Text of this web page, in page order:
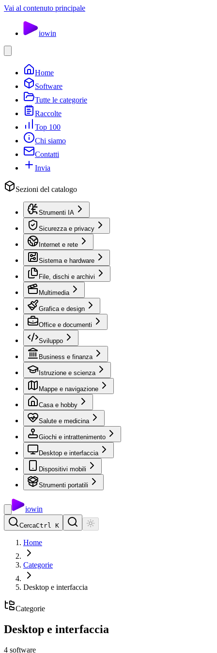
Vai al contenuto principale
iowin
Home
Software
Tutte le categorie
Raccolte
Top 100
Chi siamo
Contatti
Invia
Sezioni del catalogo
Strumenti IA
Sicurezza e privacy
Internet e rete
Sistema e hardware
File, dischi e archivi
Multimedia
Grafica e design
Office e documenti
Sviluppo
Business e finanza
Istruzione e scienza
Mappe e navigazione
Casa e hobby
Salute e medicina
Giochi e intrattenimento
Desktop e interfaccia
Dispositivi mobili
Strumenti portatili
iowin
CercaCtrl K
Home
Categorie
Desktop e interfaccia
Categorie
Desktop e interfaccia
4 software